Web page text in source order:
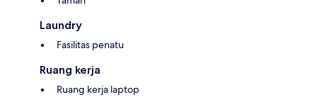
Laundry
Fasilitas penatu
Ruang kerja
Ruang kerja laptop